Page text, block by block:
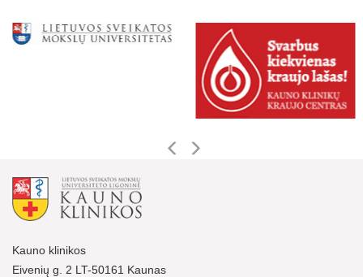
Kauno klinikos
Eivenių g. 2 LT-50161 Kaunas